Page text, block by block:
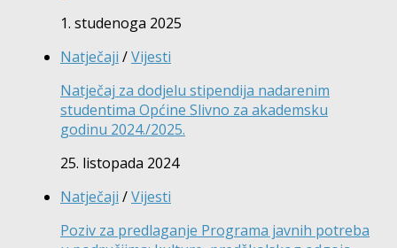
1. studenoga 2025
Natječaji /Vijesti
Natječaj za dodjelu stipendija nadarenim
studentima Općine Slivno za akademsku
godinu 2024./2025.
25. listopada 2024
Natječaji /Vijesti
Poziv za predlaganje Programa javnih potreba